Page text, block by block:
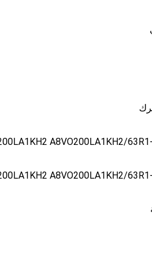
A8VO200LA1KH2/
A8VO200LA1KH2/